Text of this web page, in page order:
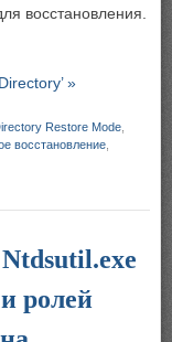
восстановления.
»
Restore Mode
восстановление
ролей